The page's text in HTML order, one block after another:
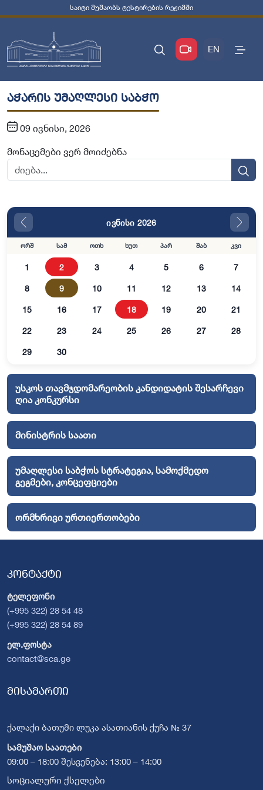
საიტი მუშაობს ტესტირების რეჟიმში
EN
აჭარის უმაღლესი საბჭო
09 ივნისი, 2026
მონაცემები ვერ მოიძებნა
ივნისი 2026
ორშ სამ ოთხ ხუთ პარ შაბ კვი
1 2 3 4 5 6 7
8 9 10 11 12 13 14
15 16 17 18 19 20 21
22 23 24 25 26 27 28
29 30
უსკოს თავმჯდომარეობის კანდიდატის შესარჩევი
ღია კონკურსი
მინისტრის საათი
უმაღლესი საბჭოს სტრატეგია, სამოქმედო
გეგმები, კონცეფციები
ორმხრივი ურთიერთობები
კონტაქტი
ტელეფონი
(+995 322) 28 54 48
(+995 322) 28 54 89
ელ.ფოსტა
contact@sca.ge
მისამართი
ქალაქი ბათუმი ლუკა ასათიანის ქუჩა № 37
სამუშაო საათები
09:00 – 18:00 შესვენება: 13:00 – 14:00
სოციალური ქსელები